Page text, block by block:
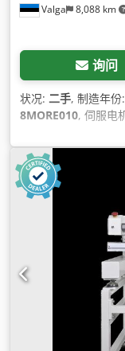
Valga 8,088 km
询问
状况: 二手, 制造年份:
8MORE010, 伺服电